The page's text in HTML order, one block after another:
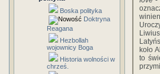
Boska polityka
Doktryna
Reagana
Hezbollah
wojownicy Boga
Historia wolności w
chrześ.
koło
to